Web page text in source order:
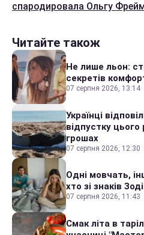
спародировала Ольгу
Читайте також
Не лише льон:
секретів
07 серпня 2026, 13:14
Українці
відпустку
грошах
07 серпня 2026, 12:30
Одні мовчать,
хто зі знаків
07 серпня 2026, 11:43
Смак літа в